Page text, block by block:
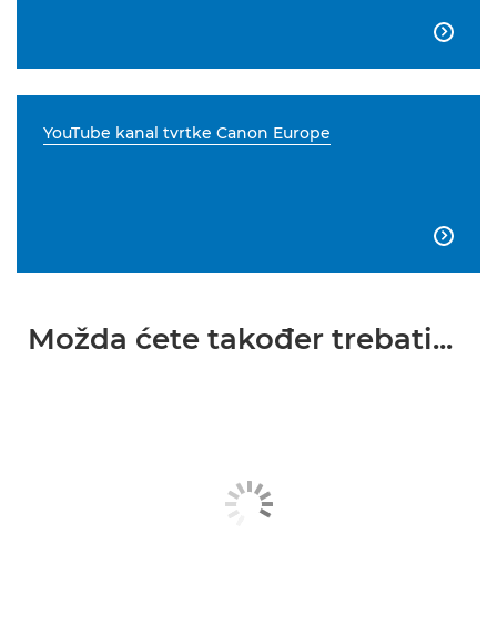

YouTube kanal tvrtke Canon Europe

Možda ćete također trebati...